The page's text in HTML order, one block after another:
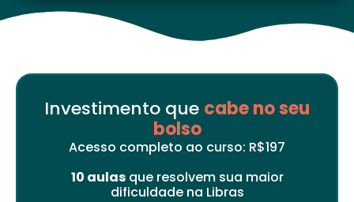
Investimento que cabe no seu
bolso
Acesso completo ao curso: R$197
10 aulasque resolvem sua maior
dificuldade na Libras